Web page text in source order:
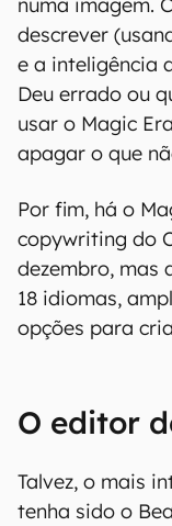
descrever
e a inteligência
Deu errado ou
usar o Magic
apagar o que
Por fim, há o
copywriting do
dezembro, mas
18 idiomas,
opções para
O editor
Talvez, o mais
tenha sido o